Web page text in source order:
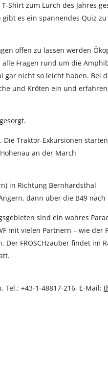
Shirt zum Lurch des Jahres
es ein spannendes Quiz
offen zu lassen werden
alle Fragen rund um die
nicht so leicht haben. Bei
und Kröten ein und
Die Traktor-Exkursionen
an der March
in Richtung Bernhardsthal
dann über die B49 nach
sind ein wahres
mit vielen Partnern – wie der
FROSCHzauber findet im
Tel.: +43-1-48817-216, E-Mail: